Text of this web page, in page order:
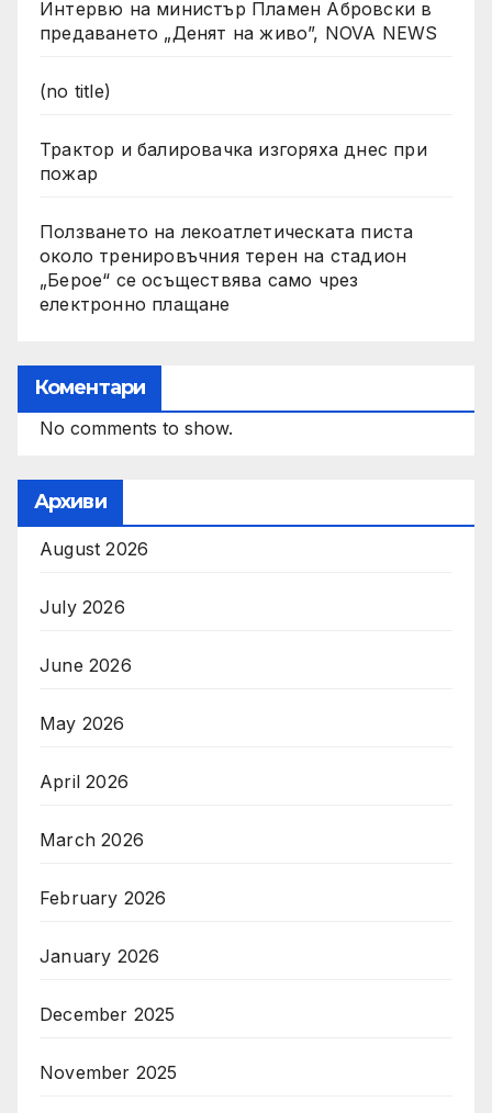
Интервю на министър Пламен Абровски в
предаването „Денят на живо”, NOVA NEWS
(no title)
Трактор и балировачка изгоряха днес при
пожар
Ползването на лекоатлетическата писта
около тренировъчния терен на стадион
„Берое“ се осъществява само чрез
електронно плащане
Коментари
No comments to show.
Архиви
August 2026
July 2026
June 2026
May 2026
April 2026
March 2026
February 2026
January 2026
December 2025
November 2025